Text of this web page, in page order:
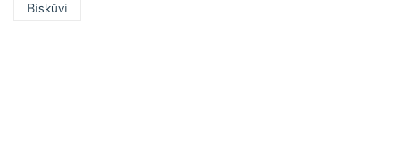
Bisküvi